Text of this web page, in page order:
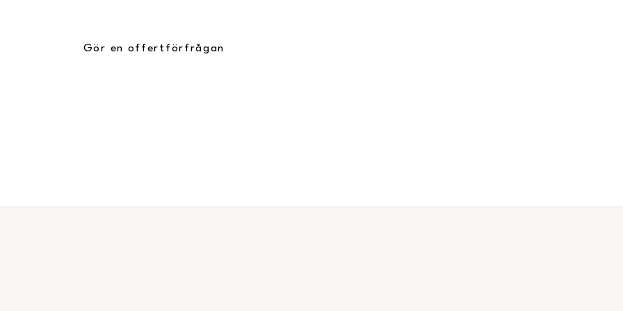
Gör en offertförfrågan